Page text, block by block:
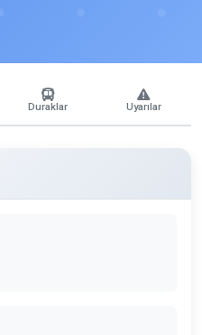
Duraklar Uyarılar